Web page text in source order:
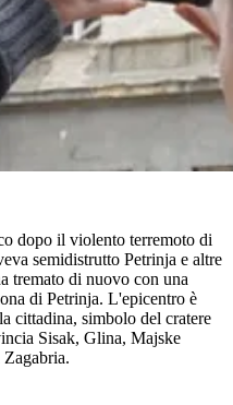
dopo il violento terremoto di
semidistrutto Petrinja e altre
tremato di nuovo con una
di Petrinja. L'epicentro è
cittadina, simbolo del cratere
Sisak, Glina, Majske
Zagabria.